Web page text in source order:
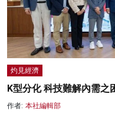
灼見經濟
K型分化 科技難解內需之
作者: 本社編輯部